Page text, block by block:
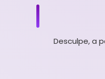
Desculpe, a